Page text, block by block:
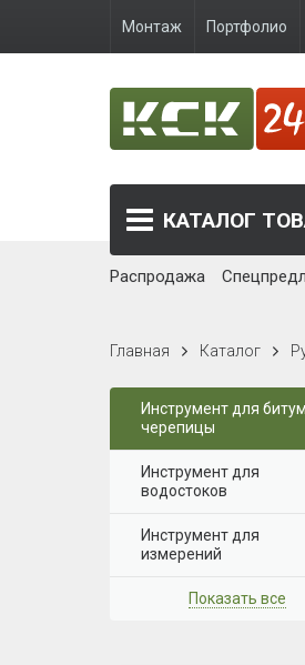
Монтаж Портфолио
КАТАЛОГ
Распродажа
Главная Каталог
Инструмент для
черепицы
Инструмент для
водостоков
Инструмент для
измерений
Показать все